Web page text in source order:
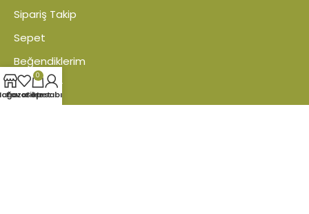
Sipariş Takip
Sepet
Beğendiklerim
Karşılaştır
Favoriler
0
Sepet
Hesabım